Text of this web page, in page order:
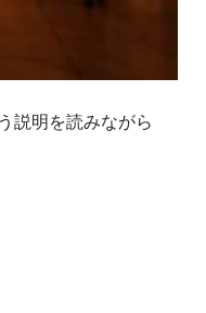
説明を読みながら